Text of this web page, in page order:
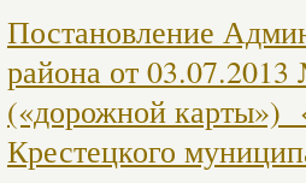
Постановление
района от
(«дорожной карты»)
Крестецкого